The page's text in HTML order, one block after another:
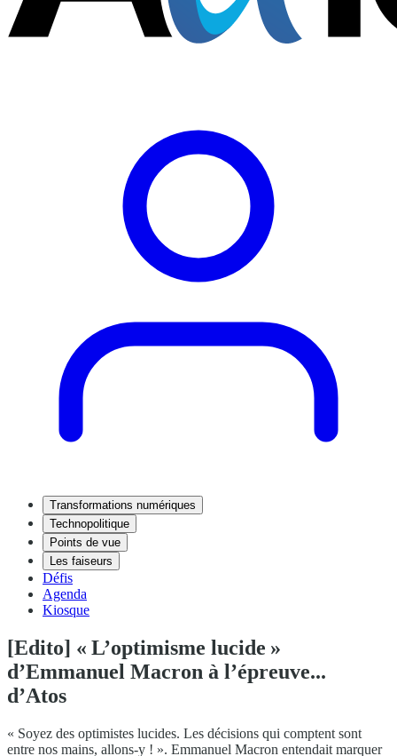
Transformations numériques
Technopolitique
Points de vue
Les faiseurs
Défis
Agenda
Kiosque
[Edito] « L’optimisme lucide »
d’Emmanuel Macron à l’épreuve...
d’Atos
« Soyez des optimistes lucides. Les décisions qui comptent sont
entre nos mains, allons-y ! ». Emmanuel Macron entendait marquer